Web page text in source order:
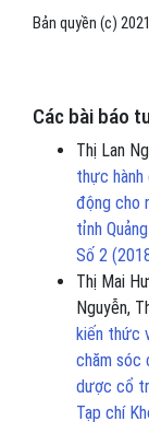
Bản quyền (c)
Các bài báo
Thị Lan
thực hành
động cho
tỉnh
Số 2
Thị Mai
Nguyễn,
kiến thức
chăm sóc
dược cổ
Tạp chí